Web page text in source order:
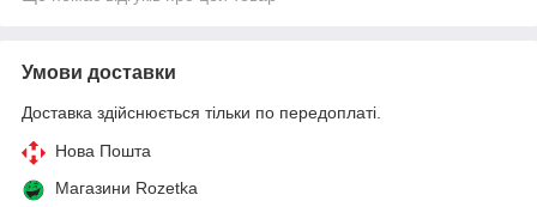
Умови доставки
Доставка здійснюється тільки по передоплаті.
Нова Пошта
Магазини Rozetka